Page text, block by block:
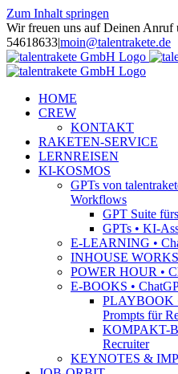
Zum Inhalt springen
Wir freuen uns auf Deinen Anruf
54618633|moin@talentrakete.de
HOME
CREW
KONTAKT
RAKETEN-SERVICE
LERNREISEN
KI-KOSMOS
GPTs von
Workflows
GPT Suite
GPTs • KI-
E-LEARNING •
INHOUSE
POWER HOUR •
E-BOOKS •
PLAYBOOK
Prompts für
KOMPAKT-
Recruiter
KEYNOTES &